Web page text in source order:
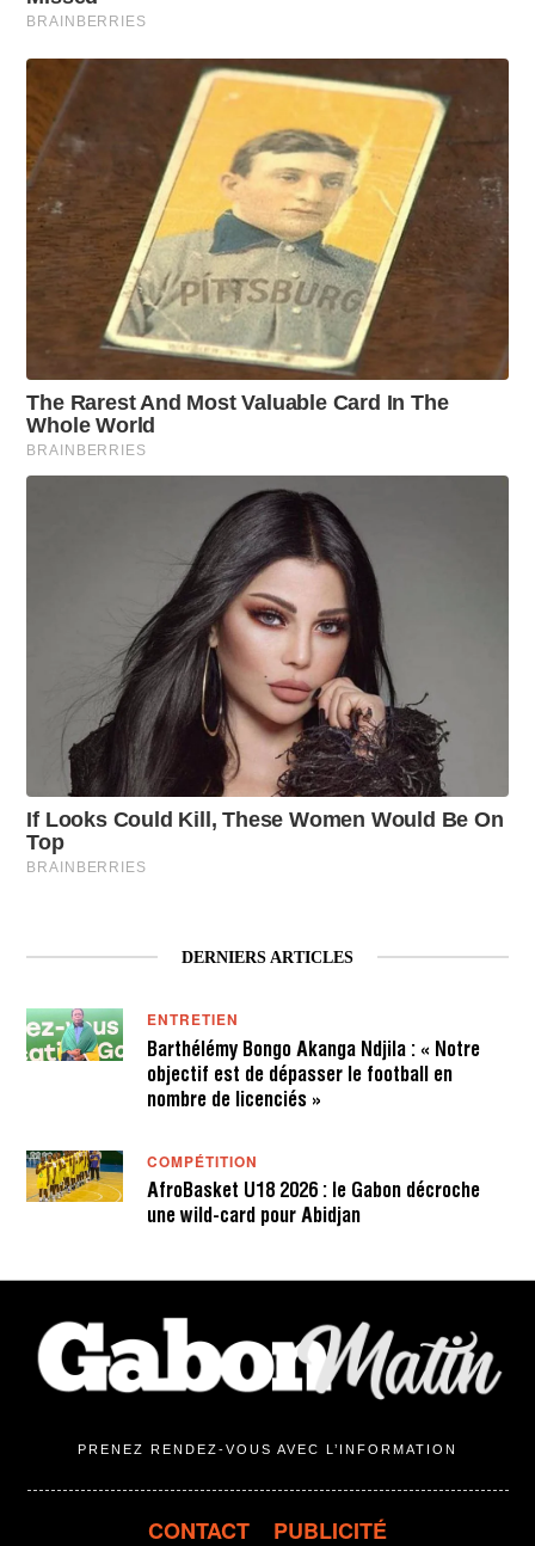
DERNIERS ARTICLES
ENTRETIEN
Barthélémy Bongo Akanga Ndjila : « Notre
objectif est de dépasser le football en
nombre de licenciés »
COMPÉTITION
AfroBasket U18 2026 : le Gabon décroche
une wild-card pour Abidjan
PRENEZ RENDEZ-VOUS AVEC L’INFORMATION
CONTACT PUBLICITÉ